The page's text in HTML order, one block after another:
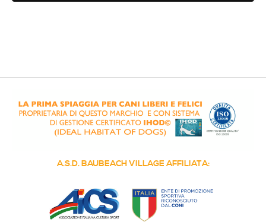
Contatti / Dove siamo
Decalogo della Resilienza
Vuoi creare una sede?
FORMAZIONE
A.S.D. BAUBEACH VILLAGE AFFILIATA: